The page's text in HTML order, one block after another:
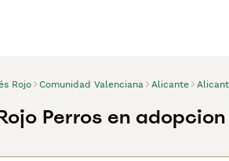
Rojo Comunidad Valenciana Alicante
Perros en adopcion